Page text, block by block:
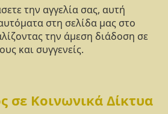
την αγγελία σας, αυτή
στη σελίδα μας στο
την άμεση διάδοση σε
και συγγενείς.
σε Κοινωνικά Δίκτυα